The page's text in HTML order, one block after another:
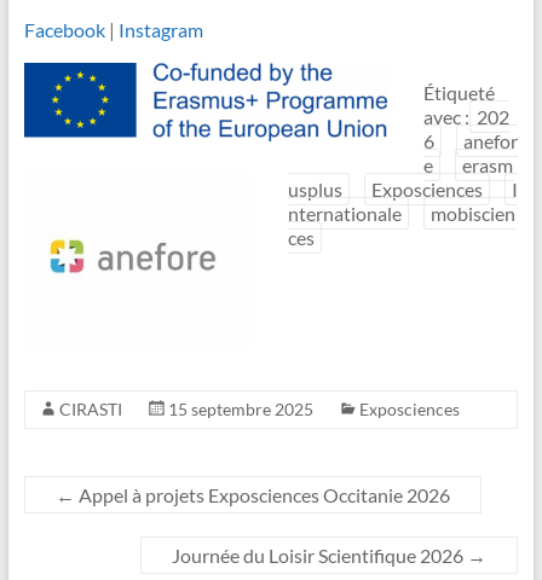
Facebook| Instagram
Étiqueté
avec : 202
6
anefor
e
erasm
usplus
Exposciences
I
nternationale
mobiscien
ces
CIRASTI 15 septembre 2025 Exposciences
← Appel à projets Exposciences Occitanie 2026
Journée du Loisir Scientifique 2026 →